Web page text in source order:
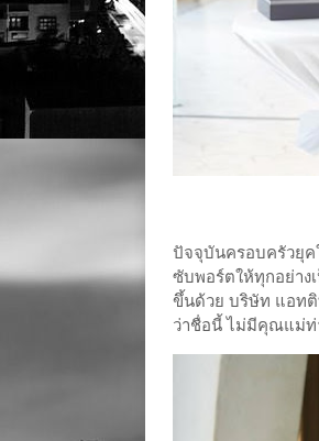
ปัจจุบันครอบครัวยุ
ซับพอร์ตให้ทุกอย่าง
ขึ้นด้วย บริษัท แอท
ว่าชื่อนี้ ไม่มีคุณแม่ท่